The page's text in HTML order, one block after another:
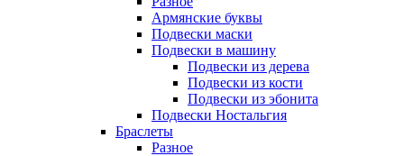
Армянские буквы
Подвески маски
Подвески в машину
Подвески из дерева
Подвески из кости
Подвески из эбонита
Подвески Ностальгия
Браслеты
Разное